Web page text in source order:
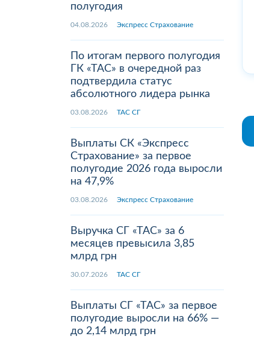
полугодия
04.08.2026 Экспресс Страхование
По итогам первого полугодия
ГК «ТАС» в очередной раз
подтвердила статус
абсолютного лидера рынка
03.08.2026 ТАС СГ
Выплаты СК «Экспресс
Страхование» за первое
полугодие 2026 года выросли
на 47,9%
03.08.2026 Экспресс Страхование
Выручка СГ «ТАС» за 6
месяцев превысила 3,85
млрд грн
30.07.2026 ТАС СГ
Выплаты СГ «ТАС» за первое
полугодие выросли на 66% —
до 2,14 млрд грн